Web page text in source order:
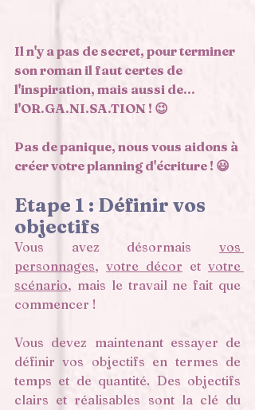
Il n'y a pas de secret, pour terminer
son roman il faut certes de
l'inspiration, mais aussi de...
l'OR.GA.NI.SA.TION ! 😉
Pas de panique, nous vous aidons à
créer votre planning d'écriture ! 😃
Etape 1 : Définir vos
objectifs
Vous avez désormais vos
personnages, votre décor et votre
scénario, mais le travail ne fait que
commencer !
Vous devez maintenant essayer de
définir vos objectifs en termes de
temps et de quantité. Des objectifs
clairs et réalisables sont la clé du